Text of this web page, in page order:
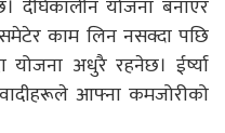
दीर्घकालीन योजना बनाएर
काम लिन नसक्दा पछि
अधुरै रहनेछ। ईर्ष्या
आफ्ना कमजोरीको